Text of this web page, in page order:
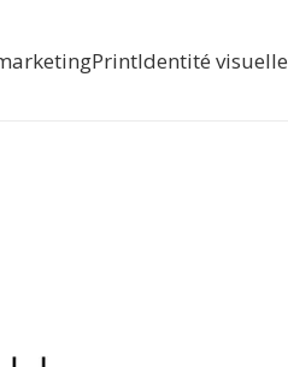
PrintIdentité visuelle